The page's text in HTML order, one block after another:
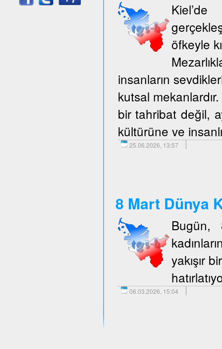
öfkeyle
insanların
kutsal
bir tahribat değil,
kültürüne ve
25.06.2026, 13:57
8 Mart Dünya
Bugün,
yakışır
06.03.2026, 15:04